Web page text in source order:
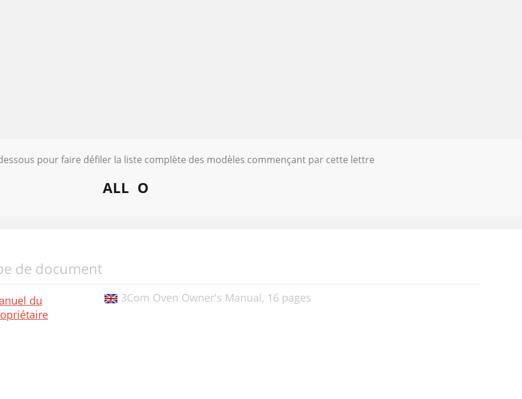
pour faire défiler la liste complète des modèles commençant par cette lettre
ALL O
de document
du
3Com Oven Owner's Manual, 16 pages